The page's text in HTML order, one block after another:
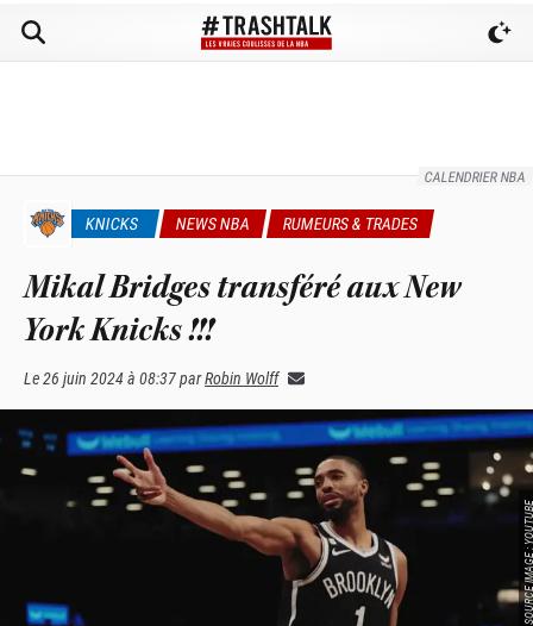
CALENDRIER NBA
KNICKS NEWS NBA RUMEURS & TRADES
Mikal Bridges transféré aux New
York Knicks !!!
Le26 juin 2024 à 08:37parRobin Wolff
SOURCE